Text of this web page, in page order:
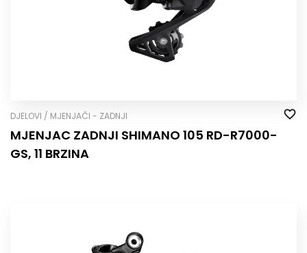
DJELOVI / MJENJAČI - ZADNJI
MJENJAC ZADNJI SHIMANO 105 RD-R7000-
GS, 11 BRZINA